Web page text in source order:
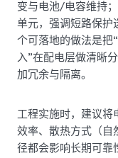
变与电池/电容维持
单元，强调短路保护
个可落地的做法是把
入”在配电层做清晰
加冗余与隔离。
工程实施时，建议将
效率、散热方式（
径都会影响长期可靠